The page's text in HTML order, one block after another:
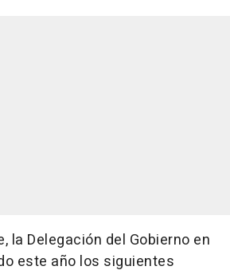
la Delegación del Gobierno en
este año los siguientes